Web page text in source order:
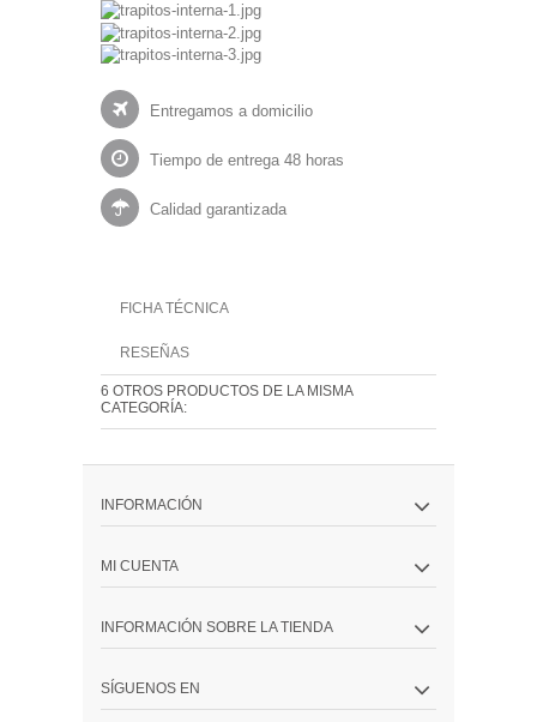
Entregamos a domicilio
Tiempo de entrega 48 horas
Calidad garantizada
FICHA TÉCNICA
RESEÑAS
6 OTROS PRODUCTOS DE LA MISMA
CATEGORÍA:
INFORMACIÓN
MI CUENTA
INFORMACIÓN SOBRE LA TIENDA
SÍGUENOS EN